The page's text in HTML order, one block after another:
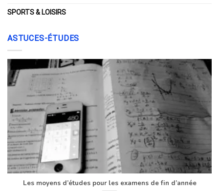
SPORTS & LOISIRS
ASTUCES-ÉTUDES
Les moyens d’études pour les examens de fin d’année